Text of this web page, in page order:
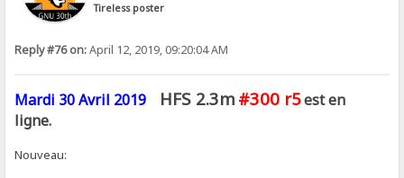
Tireless poster
Reply #76 on:April 12, 2019, 09:20:04 AM
Mardi 30 Avril 2019 HFS 2.3m #300 r5est en
ligne.
Nouveau: